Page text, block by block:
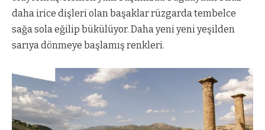
daha irice dişleri olan başaklar rüzgarda tembelce
sağa sola eğilip bükülüyor. Daha yeni yeni yeşilden
sarıya dönmeye başlamış renkleri.